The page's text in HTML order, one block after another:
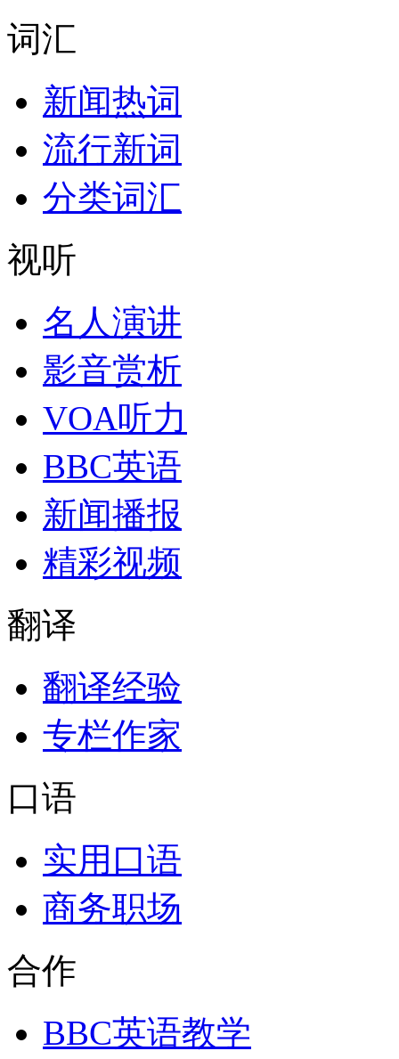
词汇
新闻热词
流行新词
分类词汇
视听
名人演讲
影音赏析
VOA听力
BBC英语
新闻播报
精彩视频
翻译
翻译经验
专栏作家
口语
实用口语
商务职场
合作
BBC英语教学